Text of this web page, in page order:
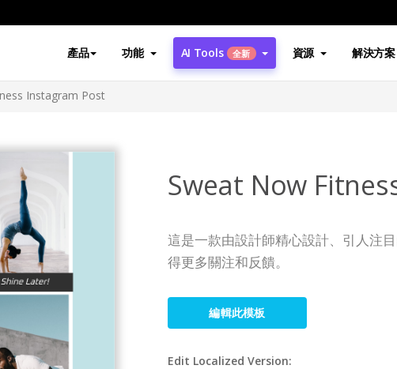
產品 功能 AI Tools 全新 資源 解決方案
Instagram Post
Sweat Now
這是一款由設計師精心設計、引人注
得更多關注和反饋。
編輯此模板
Edit Localized Version: